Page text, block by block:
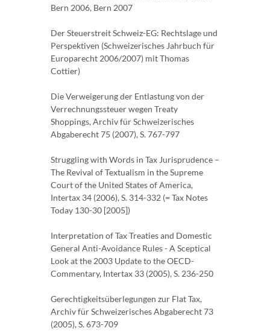
Bern 2006, Bern 2007
Der Steuerstreit Schweiz-EG: Rechtslage und
Perspektiven (Schweizerisches Jahrbuch für
Europarecht 2006/2007) mit Thomas
Cottier)
Die Verweigerung der Entlastung von der
Verrechnungssteuer wegen Treaty
Shoppings, Archiv für Schweizerisches
Abgaberecht 75 (2007), S. 767-797
Struggling with Words in Tax Jurisprudence –
The Revival of Textualism in the Supreme
Court of the United States of America,
Intertax 34 (2006), S. 314-332 (= Tax Notes
Today 130-30 [2005])
Interpretation of Tax Treaties and Domestic
General Anti-Avoidance Rules - A Sceptical
Look at the 2003 Update to the OECD-
Commentary, Intertax 33 (2005), S. 236-250
Gerechtigkeitsüberlegungen zur Flat Tax,
Archiv für Schweizerisches Abgaberecht 73
(2005), S. 673-709